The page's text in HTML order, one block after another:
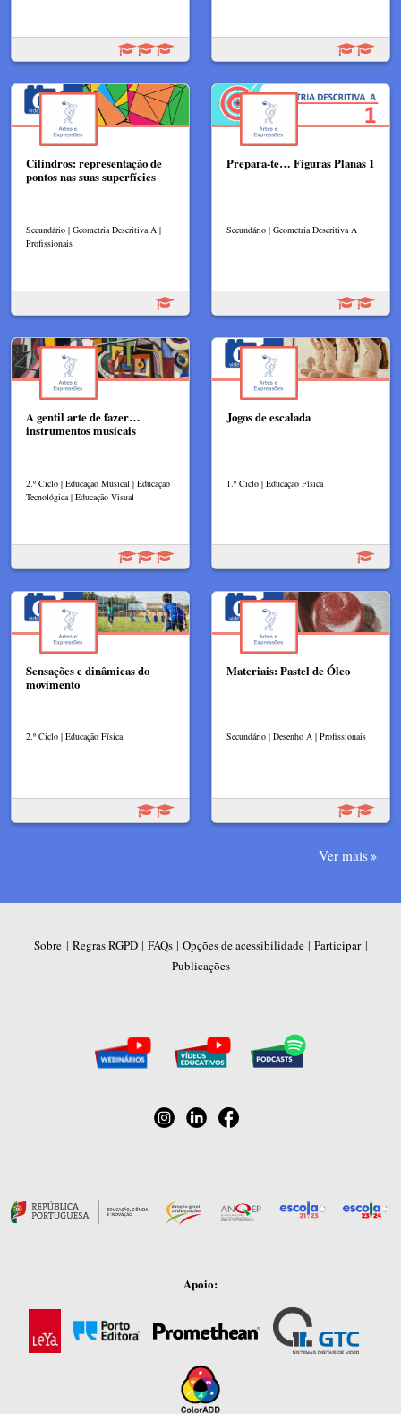
Cilindros: representação de
pontos nas suas superfícies
Secundário | Geometria Descritiva A |
Profissionais
Prepara-te… Figuras Planas 1
Secundário | Geometria Descritiva A
A gentil arte de fazer…
instrumentos musicais
2.º Ciclo | Educação Musical | Educação
Tecnológica | Educação Visual
Jogos de escalada
1.º Ciclo | Educação Física
Sensações e dinâmicas do
movimento
2.º Ciclo | Educação Física
Materiais: Pastel de Óleo
Secundário | Desenho A | Profissionais
Ver mais
Sobre | Regras RGPD| FAQs| Opções de acessibilidade| Participar|
Publicações
Apoio: